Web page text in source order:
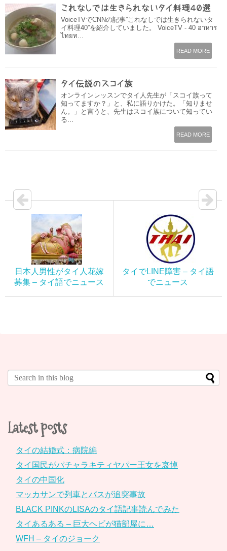
これなしでは生きられないタイ料理４０選
VoiceTVでCNNの記事”これなしでは生きられないタ
イ料理40”を紹介していました。 VoiceTV - 40 อาหาร
ไทยท...
READ MORE
タイ伝説のスコイ族
オンラインレッスンでタイ人先生が「スコイ族って
知ってますか？」と、私に語りかけた。「知りませ
ん。」と言うと、先生はスコイ族について知ってい
る...
READ MORE
日本人男性がタイ人花嫁
募集 – タイ語でニュース
タイでLINE障害 – タイ語
でニュース
Latest posts
タイの結婚式：病院編
タイ国民がパチャラキティヤパー王女を哀悼
タイの中国化
マッカサンで列車とバスが追突事故
BLACK PINKのLISAのタイ語記事読んでみた
タイあるある – 巨大ヘビが猫部屋に…
WFH – タイのジョーク